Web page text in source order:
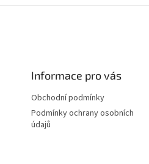
Informace pro vás
Obchodní podmínky
Podmínky ochrany osobních
údajů